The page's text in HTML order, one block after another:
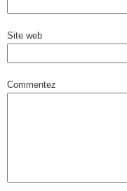
Site web
Commentez